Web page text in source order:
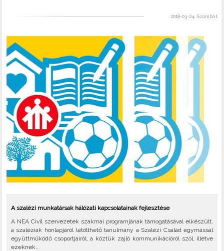
2018-03-24, Szombat
A szalézi munkatársak hálózati kapcsolatainak fejlesztése
A NEA Civil szervezetek szakmai programjának támogatásával elkészült,
a szaléziak honlapjáról letölthető tanulmány a Szalézi Család egymással
együttműködő csoportjairól, a köztük zajló kommunikációról szól, illetve
ezeknek..